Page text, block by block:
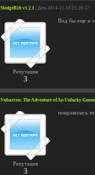
SledgeRift v1.2.1 | Дата 2014-11-19 23:20:57
Репутация
3
Вод бы еще и
Nubarron: The Adventure of An Unlucky
Репутация
3
понравилась